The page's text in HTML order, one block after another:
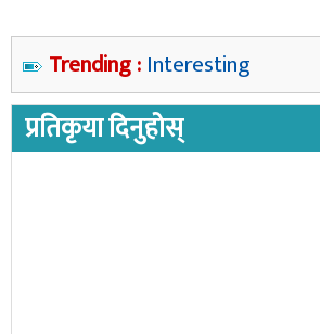
Trending : Interesting
प्रतिकृया दिनुहोस्